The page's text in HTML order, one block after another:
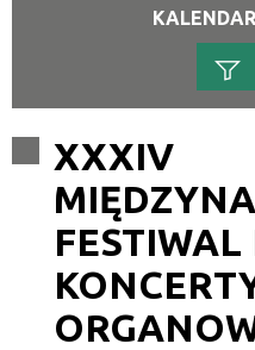
Trwające w
XXXIV